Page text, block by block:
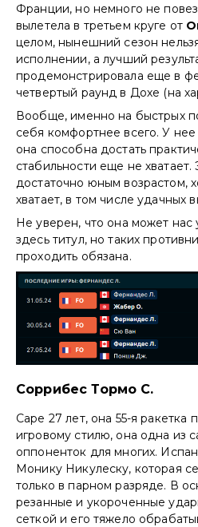
Франции, но немного не
вылетела в третьем круге от
целом, нынешний сезон
исполнении, а лучший
продемонстрировала еще в
четвертый раунд в Дохе (на
Вообще, именно на быстрых
себя комфортнее всего. У
она способна достать
стабильности еще не
достаточно юным возрастом,
хватает, в том числе
Не уверен, что она может нас
здесь титул, но таких
проходить обязана.
Соррибес Тормо С.
Саре 27 лет, она 55-я ракетка
игровому стилю, она одна из
оппоненток для многих.
Монику Никулеску, которая
только в парном разряде. В
резанные и укороченные
сеткой и его тяжело